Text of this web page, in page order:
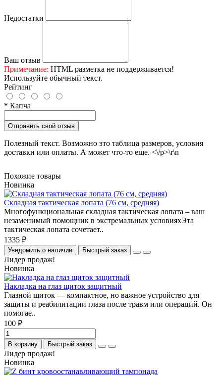
Недостатки
Ваш отзыв
Примечание: HTML разметка не поддерживается!
Используйте обычный текст.
Рейтинг
* Капча
Отправить свой отзыв
Полезный текст. Возможно это таблица размеров, условия
доставки или оплаты. А может что-то еще. <\/p>\r\n
Похожие товары
Новинка
Cкладная тактическая лопата (76 см, средняя)
Многофункциональная складная тактическая лопата – ваш
незаменимый помощник в экстремальных условияхЭта
тактическая лопата сочетает..
1335 ₽
Уведомить о наличии Быстрый заказ
Лидер продаж!
Новинка
Накладка на глаз щиток защитный
Глазной щиток — компактное, но важное устройство для
защиты и реабилитации глаза после травм или операций. Он
помогае..
100 ₽
В корзину Быстрый заказ
Лидер продаж!
Новинка